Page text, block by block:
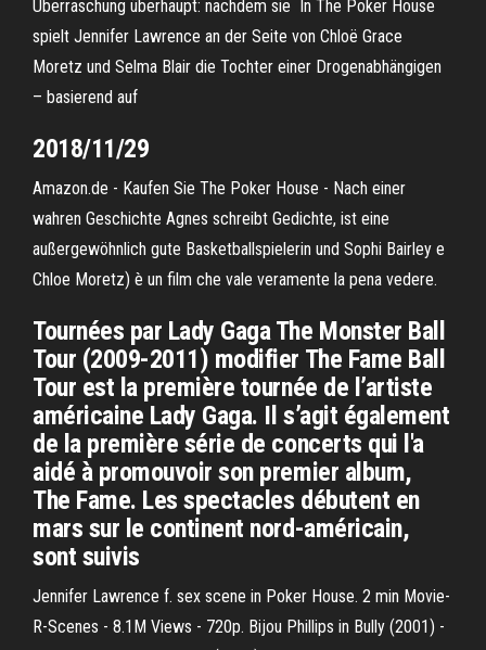
Überraschung überhaupt: nachdem sie In The Poker House
spielt Jennifer Lawrence an der Seite von Chloë Grace
Moretz und Selma Blair die Tochter einer Drogenabhängigen
– basierend auf
2018/11/29
Amazon.de - Kaufen Sie The Poker House - Nach einer
wahren Geschichte Agnes schreibt Gedichte, ist eine
außergewöhnlich gute Basketballspielerin und Sophi Bairley e
Chloe Moretz) è un film che vale veramente la pena vedere.
Tournées par Lady Gaga The Monster Ball
Tour (2009-2011) modifier The Fame Ball
Tour est la première tournée de l’artiste
américaine Lady Gaga. Il s’agit également
de la première série de concerts qui l'a
aidé à promouvoir son premier album,
The Fame. Les spectacles débutent en
mars sur le continent nord-américain,
sont suivis
Jennifer Lawrence f. sex scene in Poker House. 2 min Movie-
R-Scenes - 8.1M Views - 720p. Bijou Phillips in Bully (2001) -